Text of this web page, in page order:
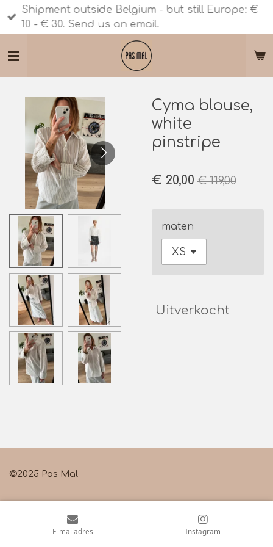
Ga
direct
de
Shipment outside Belgium - but still Europe: €
10 - € 30. Send us an email.
Cyma blouse,
white
pinstripe
€ 20,00 € 119,00
maten
Uitverkocht
©2025 Pas Mal
E-mailadres Instagram